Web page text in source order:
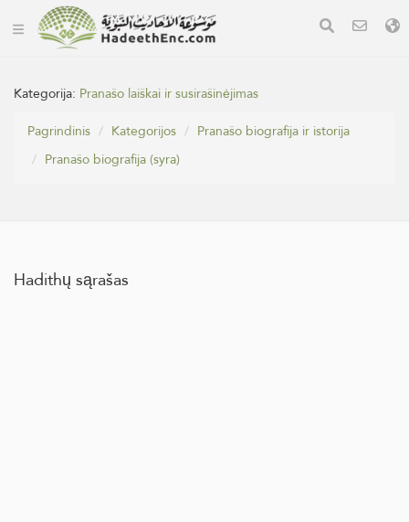
Kategorija: Pranašo laiškai ir susirašinėjimas
Pagrindinis
Kategorijos
Pranašo biografija ir istorija
Pranašo biografija (syra)
Hadithų sąrašas